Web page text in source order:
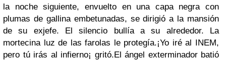
la noche siguiente, envuelto en una capa negra con
plumas de gallina embetunadas, se dirigió a la mansión
de su exjefe. El silencio bullía a su alrededor. La
mortecina luz de las farolas le protegía.¡Yo iré al INEM,
pero tú irás al infierno¡ gritó.El ángel exterminador batió